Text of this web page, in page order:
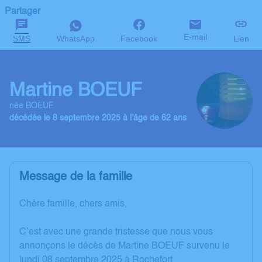
Partager
SMS WhatsApp Facebook E-mail Lien
Martine BOEUF
née BOEUF
décédée le 8 septembre 2025 à l'âge de 62 ans
Message de la famille
Chère famille, chers amis,
C’est avec une grande tristesse que nous vous
annonçons le décès de Martine BOEUF survenu le